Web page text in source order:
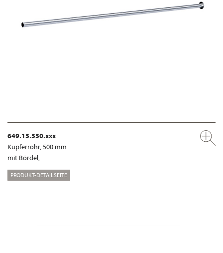
649.15.550.xxx
Kupferrohr, 500 mm
mit Bördel,
PRODUKT-DETAILSEITE